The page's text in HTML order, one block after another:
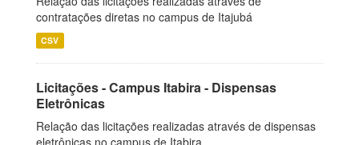
contratações diretas no campus de Itajubá
CSV
Licitações - Campus Itabira - Dispensas
Eletrônicas
Relação das licitações realizadas através de dispensas
eletrônicas no campus de Itabira